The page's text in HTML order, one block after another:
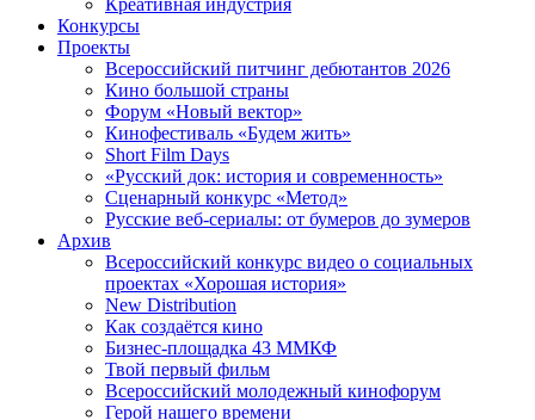
Креативная индустрия
Конкурсы
Проекты
Всероссийский питчинг дебютантов 2026
Кино большой страны
Форум «Новый вектор»
Кинофестиваль «Будем жить»
Short Film Days
«Русский док: история и современность»
Сценарный конкурс «Метод»
Русские веб-сериалы: от бумеров до зумеров
Архив
Всероссийский конкурс видео о социальных
проектах «Хорошая история»
New Distribution
Как создаётся кино
Бизнес-площадка 43 ММКФ
Твой первый фильм
Всероссийский молодежный кинофорум
Герой нашего времени